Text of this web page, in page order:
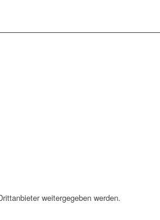
weitergegeben werden.